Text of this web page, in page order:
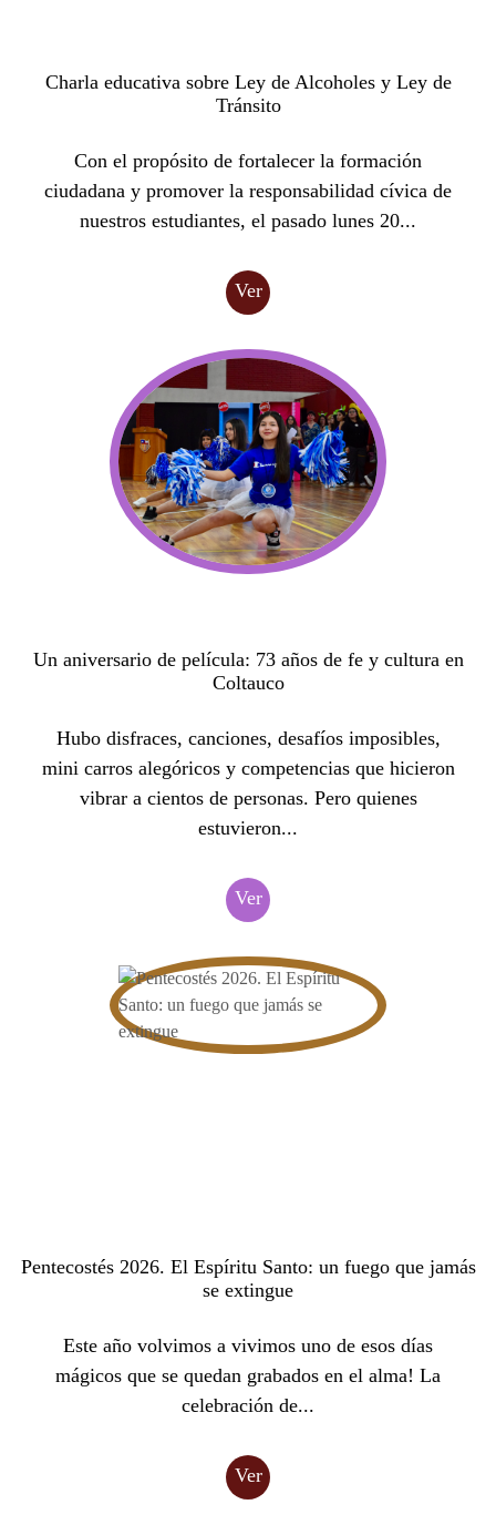
Charla educativa sobre Ley de Alcoholes y Ley de
Tránsito
Con el propósito de fortalecer la formación
ciudadana y promover la responsabilidad cívica de
nuestros estudiantes, el pasado lunes 20...
Ver
Un aniversario de película: 73 años de fe y cultura en
Coltauco
Hubo disfraces, canciones, desafíos imposibles,
mini carros alegóricos y competencias que hicieron
vibrar a cientos de personas. Pero quienes
estuvieron...
Ver
Pentecostés 2026. El Espíritu Santo: un fuego que jamás
se extingue
Este año volvimos a vivimos uno de esos días
mágicos que se quedan grabados en el alma! La
celebración de...
Ver